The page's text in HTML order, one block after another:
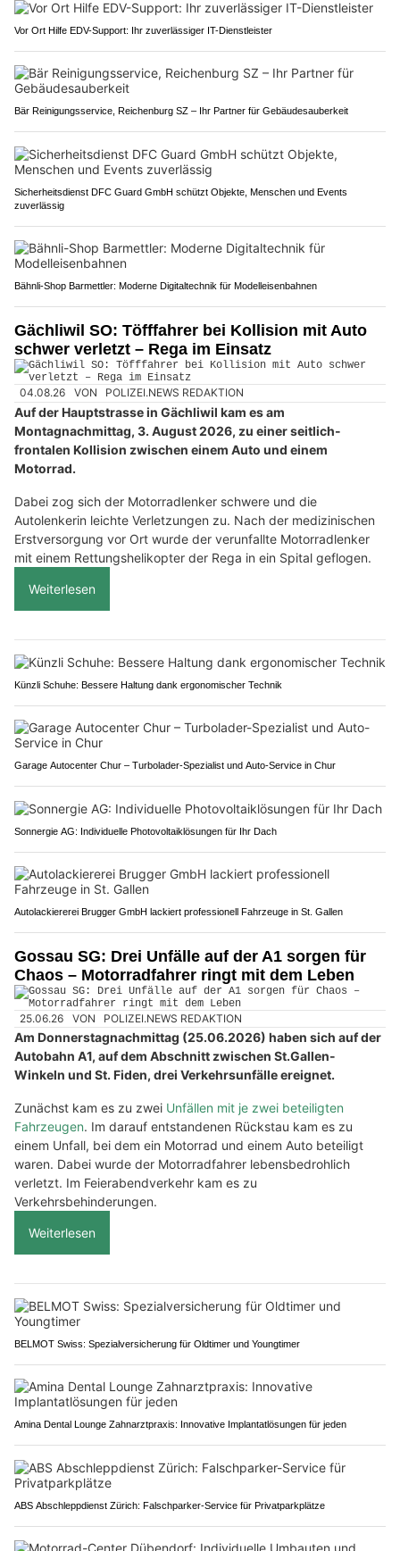
Vor Ort Hilfe EDV-Support: Ihr zuverlässiger IT-Dienstleister
Bär Reinigungsservice, Reichenburg SZ – Ihr Partner für Gebäudesauberkeit
Sicherheitsdienst DFC Guard GmbH schützt Objekte, Menschen und Events
zuverlässig
Bähnli-Shop Barmettler: Moderne Digitaltechnik für Modelleisenbahnen
Gächliwil SO: Töfffahrer bei Kollision mit Auto
schwer verletzt – Rega im Einsatz
04.08.26 VON POLIZEI.NEWS REDAKTION
Auf der Hauptstrasse in Gächliwil kam es am
Montagnachmittag, 3. August 2026, zu einer seitlich-
frontalen Kollision zwischen einem Auto und einem
Motorrad.
Dabei zog sich der Motorradlenker schwere und die
Autolenkerin leichte Verletzungen zu. Nach der medizinischen
Erstversorgung vor Ort wurde der verunfallte Motorradlenker
mit einem Rettungshelikopter der Rega in ein Spital geflogen.
Weiterlesen
Künzli Schuhe: Bessere Haltung dank ergonomischer Technik
Garage Autocenter Chur – Turbolader-Spezialist und Auto-Service in Chur
Sonnergie AG: Individuelle Photovoltaiklösungen für Ihr Dach
Autolackiererei Brugger GmbH lackiert professionell Fahrzeuge in St. Gallen
Gossau SG: Drei Unfälle auf der A1 sorgen für
Chaos – Motorradfahrer ringt mit dem Leben
25.06.26 VON POLIZEI.NEWS REDAKTION
Am Donnerstagnachmittag (25.06.2026) haben sich auf der
Autobahn A1, auf dem Abschnitt zwischen St.Gallen-
Winkeln und St. Fiden, drei Verkehrsunfälle ereignet.
Zunächst kam es zu zwei Unfällen mit je zwei beteiligten
Fahrzeugen. Im darauf entstandenen Rückstau kam es zu
einem Unfall, bei dem ein Motorrad und einem Auto beteiligt
waren. Dabei wurde der Motorradfahrer lebensbedrohlich
verletzt. Im Feierabendverkehr kam es zu
Verkehrsbehinderungen.
Weiterlesen
BELMOT Swiss: Spezialversicherung für Oldtimer und Youngtimer
Amina Dental Lounge Zahnarztpraxis: Innovative Implantatlösungen für jeden
ABS Abschleppdienst Zürich: Falschparker-Service für Privatparkplätze